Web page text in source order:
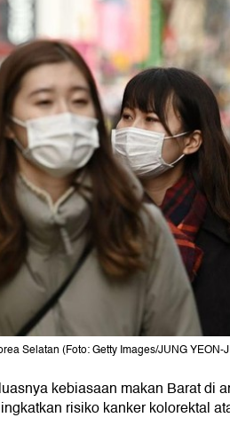
Selatan (Foto: Getty Images/JUNG YEON-
kebiasaan makan Barat di
risiko kanker kolorektal